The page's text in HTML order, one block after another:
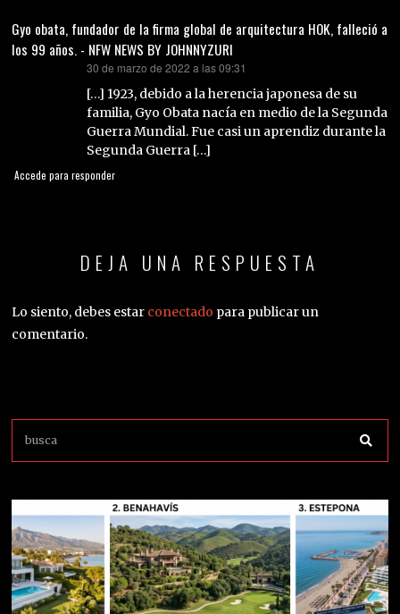
Gyo obata, fundador de la firma global de arquitectura HOK, falleció a
los 99 años. - NFW NEWS BY JOHNNYZURI
30 de marzo de 2022 a las 09:31
[…] 1923, debido a la herencia japonesa de su
familia, Gyo Obata nacía en medio de la Segunda
Guerra Mundial. Fue casi un aprendiz durante la
Segunda Guerra […]
Accede para responder
DEJA UNA RESPUESTA
Lo siento, debes estar conectado para publicar un
comentario.